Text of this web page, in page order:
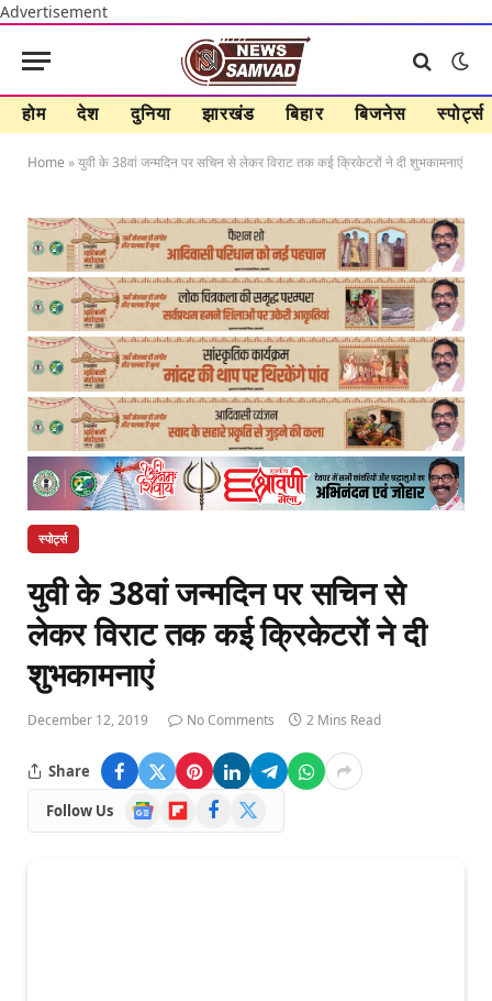
Advertisement
होम देश दुनिया झारखंड बिहार बिजनेस स्पोर्ट्स
Home »युवी के 38वां जन्मदिन पर सचिन से लेकर विराट तक कई क्रिकेटरों ने दी शुभकामनाएं
स्पोर्ट्स
युवी के 38वां जन्मदिन पर सचिन से
लेकर विराट तक कई क्रिकेटरों ने दी
शुभकामनाएं
December 12, 2019 No Comments 2 Mins Read
Share
Follow Us
Google
News
FlipboardFacebook